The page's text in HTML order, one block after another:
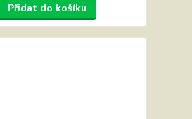
Přidat do košíku